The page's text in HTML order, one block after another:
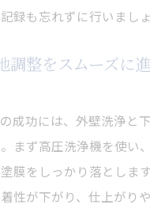
録も忘れずに行いましょ
調整をスムーズに
成功には、外壁洗浄と
まず高圧洗浄機を使い
膜をしっかり落としま
性が下がり、仕上がり